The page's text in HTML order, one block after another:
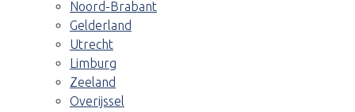
Noord-Brabant
Gelderland
Utrecht
Limburg
Zeeland
Overijssel